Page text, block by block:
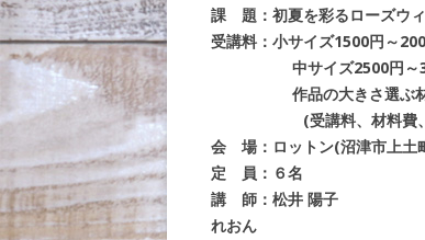
課 題：初夏を彩るローズウ
受講料：小サイズ1500円～
中サイズ2500円～
作品の大きさ選ぶ材料
(受講料、材料費、
会 場：ロットン(沼津市上土
定 員：６名
講 師：松井 陽子
れおん